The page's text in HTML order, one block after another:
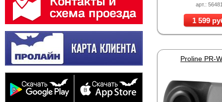
арт.:
1 599
Proline PR-